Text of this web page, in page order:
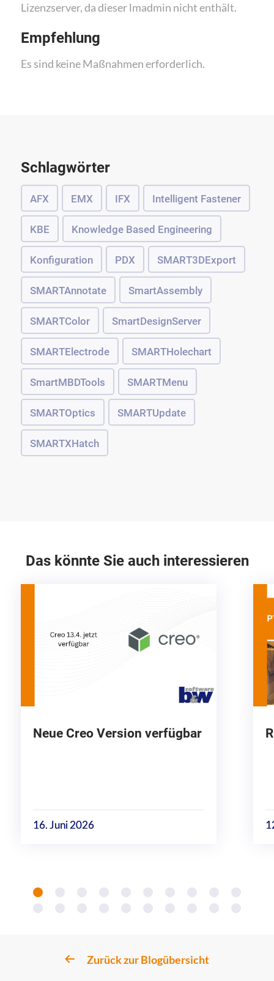
Lizenzserver, da dieser lmadmin nicht enthält.
Empfehlung
Es sind keine Maßnahmen erforderlich.
Schlagwörter
AFX EMX IFX Intelligent Fastener
KBE Knowledge Based Engineering
Konfiguration PDX SMART3DExport
SMARTAnnotate SmartAssembly
SMARTColor SmartDesignServer
SMARTElectrode SMARTHolechart
SmartMBDTools SMARTMenu
SMARTOptics SMARTUpdate
SMARTXHatch
Das könnte Sie auch interessieren
Neue Creo Version verfügbar
16. Juni 2026
Zurück zur Blogübersicht